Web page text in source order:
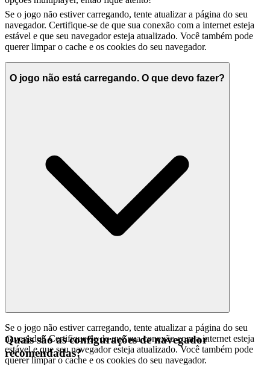
Se o jogo não estiver carregando, tente atualizar a página do seu
navegador. Certifique-se de que sua conexão com a internet esteja
estável e que seu navegador esteja atualizado. Você também pode
querer limpar o cache e os cookies do seu navegador.
O jogo não está carregando. O que devo fazer?
Se o jogo não estiver carregando, tente atualizar a página do seu
navegador. Certifique-se de que sua conexão com a internet esteja
estável e que seu navegador esteja atualizado. Você também pode
querer limpar o cache e os cookies do seu navegador.
Quais são as configurações de navegador
recomendadas?